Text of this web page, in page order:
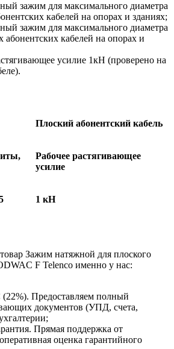
зажим для максимального диаметра
кабелей на опорах и зданиях;
зажим для максимального диаметра
абонентских кабелей на опорах и
усилие 1кН (проверено на
Плоский абонентский кабель
Рабочее растягивающее
усилие
1 кН
Зажим натяжной для плоского
F Telenco именно у нас:
Предоставляем полный
документов (УПД, счета,
Прямая поддержка от
оценка гарантийного